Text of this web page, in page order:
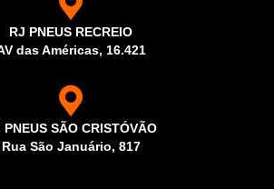
RJ PNEUS RECREIO
das Américas, 16.421
PNEUS SÃO CRISTÓVÃO
Rua São Januário, 817